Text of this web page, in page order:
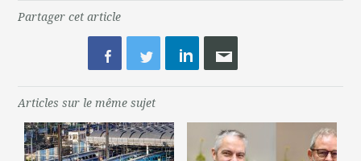
Partager cet article
Articles sur le même sujet